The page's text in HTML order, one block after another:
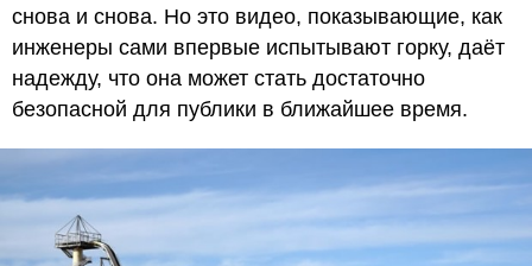
снова и снова. Но это видео, показывающие, как
инженеры сами впервые испытывают горку, даёт
надежду, что она может стать достаточно
безопасной для публики в ближайшее время.